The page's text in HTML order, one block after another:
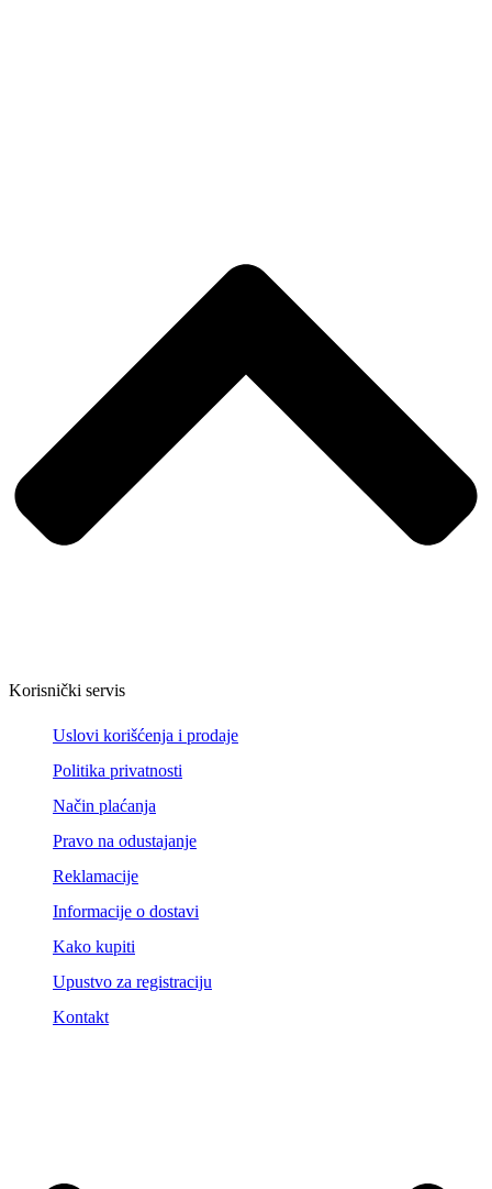
Korisnički servis
Uslovi korišćenja i prodaje
Politika privatnosti
Način plaćanja
Pravo na odustajanje
Reklamacije
Informacije o dostavi
Kako kupiti
Upustvo za registraciju
Kontakt